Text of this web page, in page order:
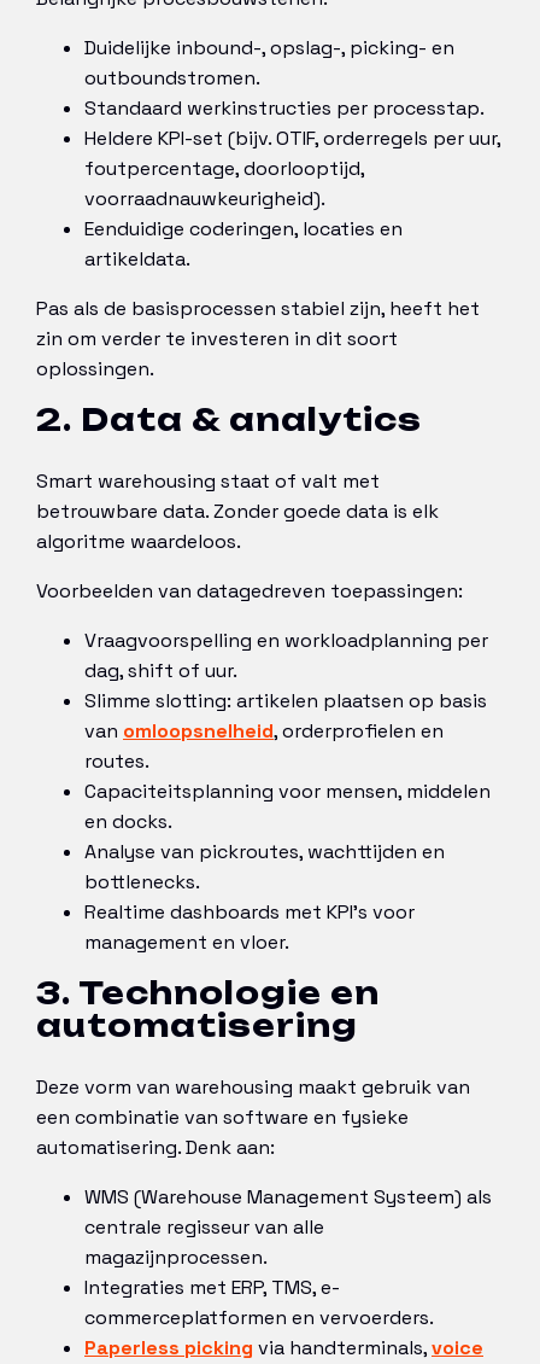
Duidelijke inbound-, opslag-, picking- en
outboundstromen.
Standaard werkinstructies per processtap.
Heldere KPI-set (bijv. OTIF, orderregels per uur,
foutpercentage, doorlooptijd,
voorraadnauwkeurigheid).
Eenduidige coderingen, locaties en
artikeldata.
Pas als de basisprocessen stabiel zijn, heeft het
zin om verder te investeren in dit soort
oplossingen.
2. Data & analytics
Smart warehousing staat of valt met
betrouwbare data. Zonder goede data is elk
algoritme waardeloos.
Voorbeelden van datagedreven toepassingen:
Vraagvoorspelling en workloadplanning per
dag, shift of uur.
Slimme slotting: artikelen plaatsen op basis
van omloopsnelheid, orderprofielen en
routes.
Capaciteitsplanning voor mensen, middelen
en docks.
Analyse van pickroutes, wachttijden en
bottlenecks.
Realtime dashboards met KPI’s voor
management en vloer.
3. Technologie en
automatisering
Deze vorm van warehousing maakt gebruik van
een combinatie van software en fysieke
automatisering. Denk aan:
WMS (Warehouse Management Systeem) als
centrale regisseur van alle
magazijnprocessen.
Integraties met ERP, TMS, e-
commerceplatformen en vervoerders.
Paperless picking via handterminals,voice